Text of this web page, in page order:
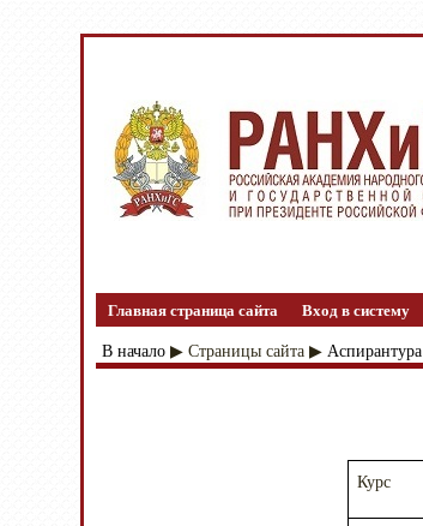
Главная страница сайта Вход в систему
В начало ▶ Страницы сайта ▶ Аспирантура
Курс